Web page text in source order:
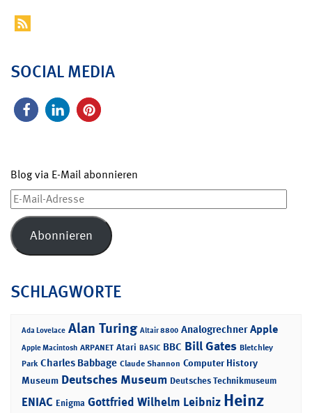
SOCIAL MEDIA
Blog via E-Mail abonnieren
E-
Mail-
Adresse
Abonnieren
SCHLAGWORTE
Ada Lovelace Alan Turing Altair 8800 Analogrechner Apple
Apple Macintosh ARPANET Atari BASIC BBC Bill Gates Bletchley
Park Charles Babbage Claude Shannon Computer History
Museum Deutsches Museum Deutsches Technikmuseum
ENIAC Enigma Gottfried Wilhelm Leibniz Heinz